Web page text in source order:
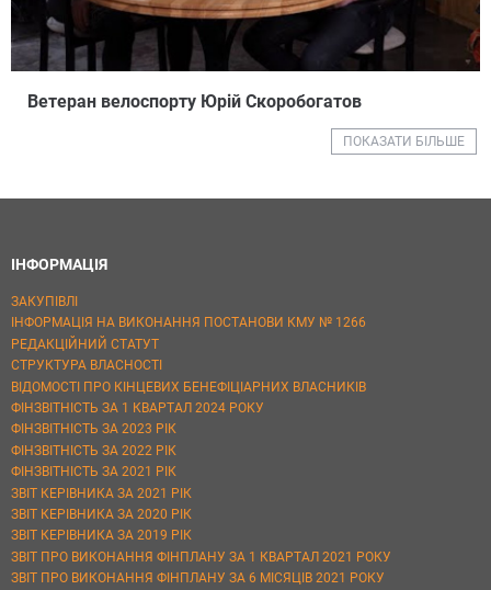
Ветеран велоспорту Юрій Скоробогатов
ПОКАЗАТИ БІЛЬШЕ
ІНФОРМАЦІЯ
ЗАКУПІВЛІ
ІНФОРМАЦІЯ НА ВИКОНАННЯ ПОСТАНОВИ КМУ № 1266
РЕДАКЦІЙНИЙ СТАТУТ
СТРУКТУРА ВЛАСНОСТІ
ВІДОМОСТІ ПРО КІНЦЕВИХ БЕНЕФІЦІАРНИХ ВЛАСНИКІВ
ФІНЗВІТНІСТЬ ЗА 1 КВАРТАЛ 2024 РОКУ
ФІНЗВІТНІСТЬ ЗА 2023 РІК
ФІНЗВІТНІСТЬ ЗА 2022 РІК
ФІНЗВІТНІСТЬ ЗА 2021 РІК
ЗВІТ КЕРІВНИКА ЗА 2021 РІК
ЗВІТ КЕРІВНИКА ЗА 2020 РІК
ЗВІТ КЕРІВНИКА ЗА 2019 РІК
ЗВІТ ПРО ВИКОНАННЯ ФІНПЛАНУ ЗА 1 КВАРТАЛ 2021 РОКУ
ЗВІТ ПРО ВИКОНАННЯ ФІНПЛАНУ ЗА 6 МІСЯЦІВ 2021 РОКУ